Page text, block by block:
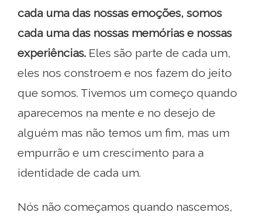
cada uma das nossas emoções, somos
cada uma das nossas memórias e nossas
experiências. Eles são parte de cada um,
eles nos constroem e nos fazem do jeito
que somos. Tivemos um começo quando
aparecemos na mente e no desejo de
alguém mas não temos um fim, mas um
empurrão e um crescimento para a
identidade de cada um.
Nós não começamos quando nascemos,